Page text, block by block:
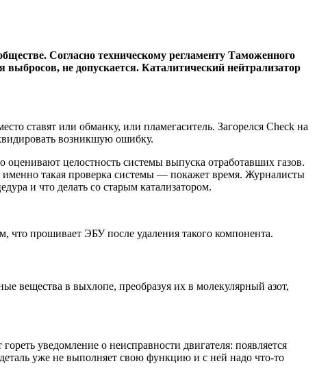
Согласно техническому регламенту Таможенного
не допускается. Каталитический нейтрализатор
ставят или обманку, или пламегаситель. Загорелся Check на
возникшую ошибку.
целостность системы выпуска отработавших газов.
именно такая проверка системы — покажет время. Журналисты
и что делать со старым катализатором.
что прошивает ЭБУ после удаления такого компонента.
вещества в выхлопе, преобразуя их в молекулярный азот,
уведомление о неисправности двигателя: появляется
уже не выполняет свою функцию и с ней надо что-то